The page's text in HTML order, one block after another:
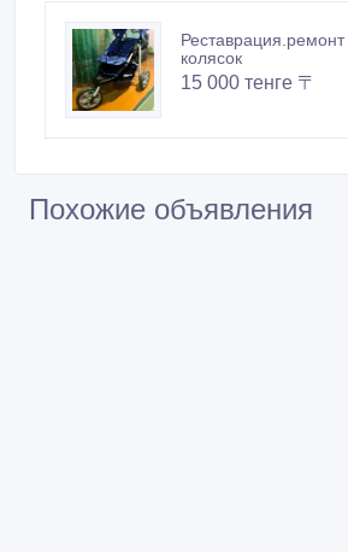
Реставрация.ремонт
колясок
15 000 тенге 〒
Похожие объявления